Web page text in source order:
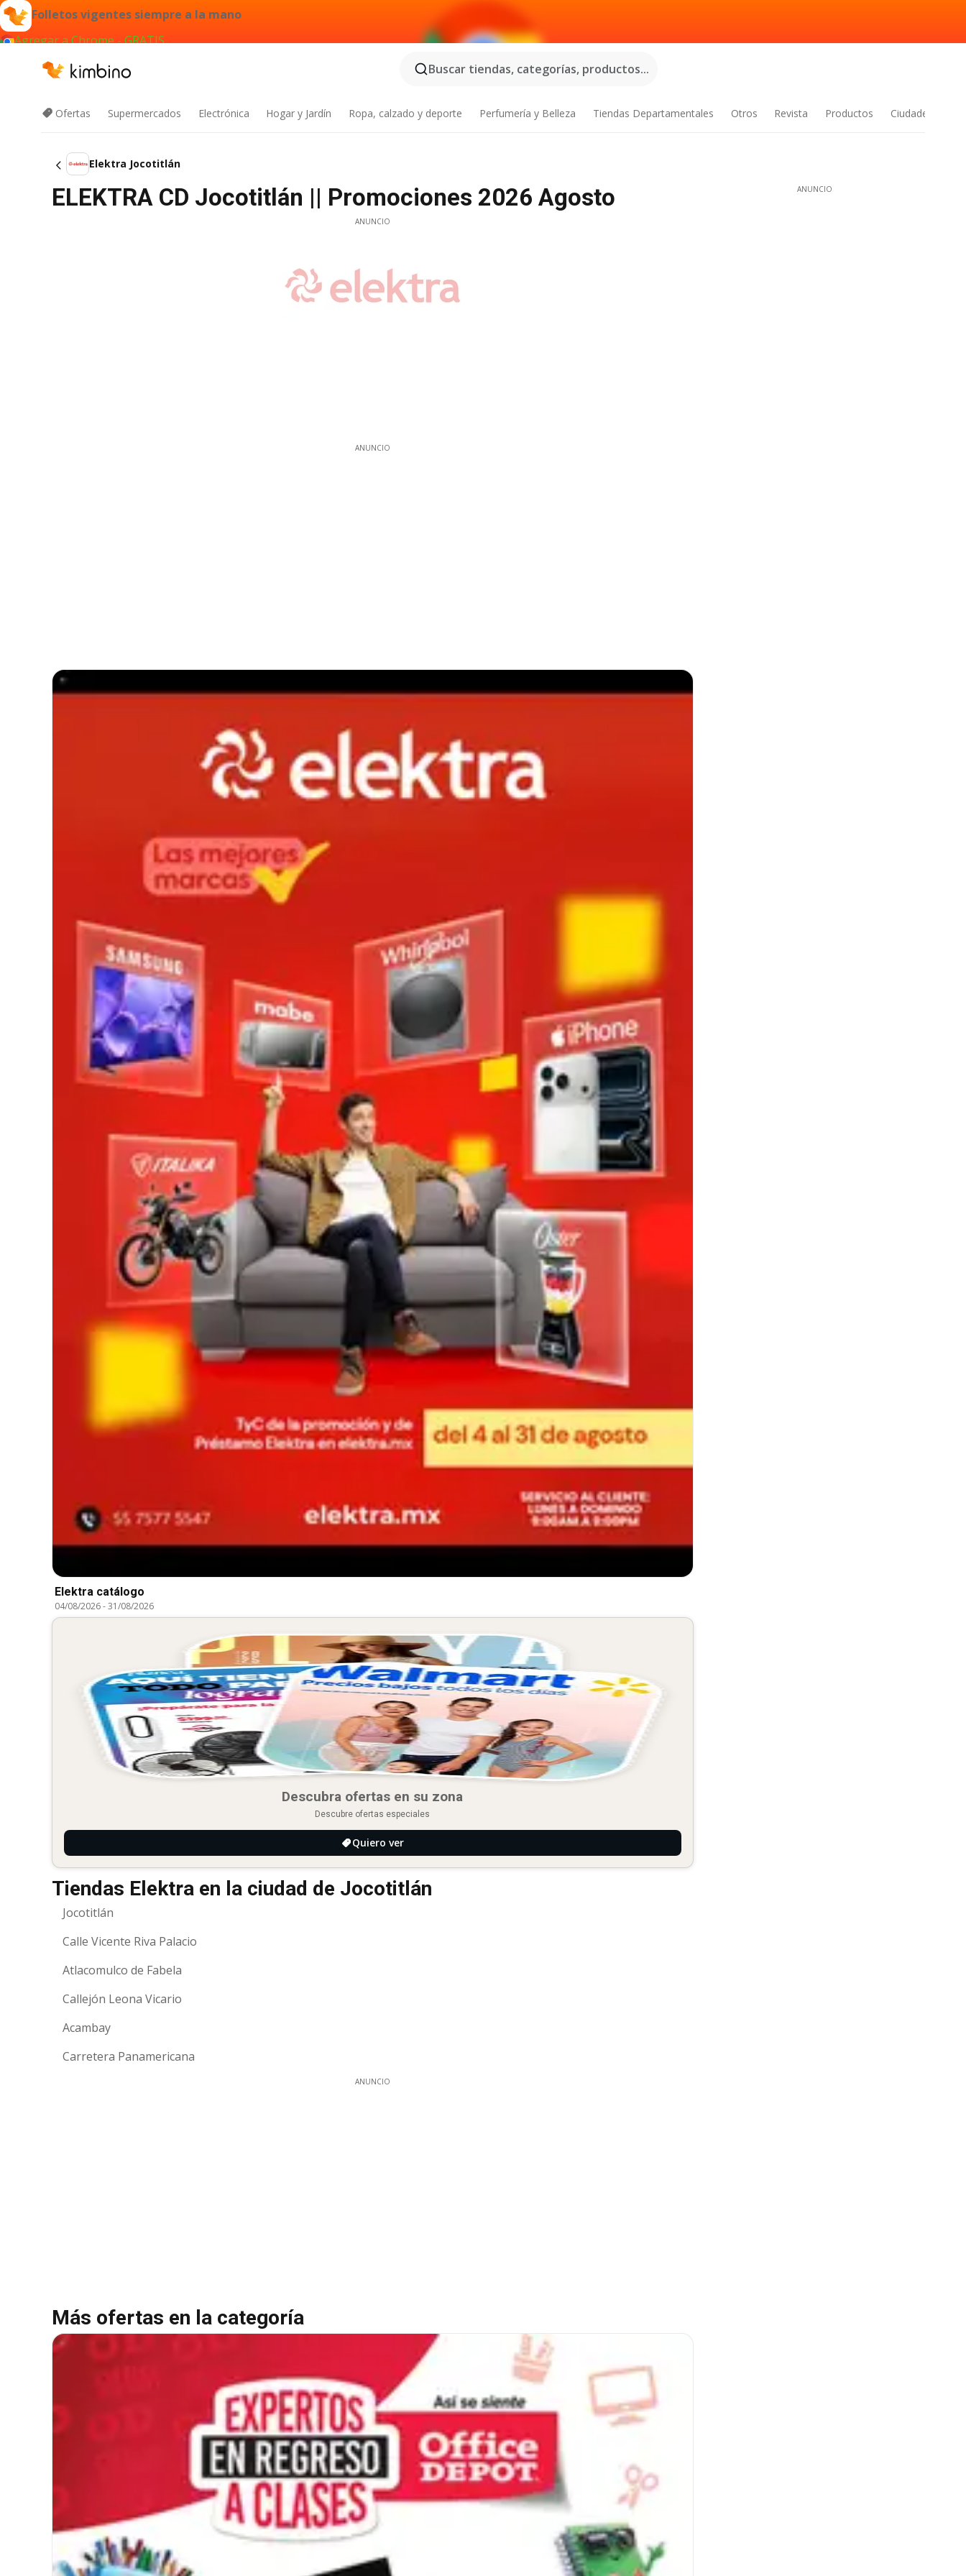
Folletos vigentes siempre a la mano
Agregar a Chrome - GRATIS
Buscar tiendas, categorías, productos...
Ofertas Supermercados Electrónica Hogar y Jardín Ropa, calzado y deporte Perfumería y Belleza Tiendas Departamentales Otros Revista Productos Ciudades
Elektra Jocotitlán
ELEKTRA CD Jocotitlán || Promociones 2026 Agosto
ANUNCIO
ANUNCIO
Elektra catálogo
04/08/2026-31/08/2026
Descubra ofertas en su zona
Descubre ofertas especiales
Quiero ver
Tiendas Elektra en la ciudad de Jocotitlán
Jocotitlán
Calle Vicente Riva Palacio
Atlacomulco de Fabela
Callejón Leona Vicario
Acambay
Carretera Panamericana
ANUNCIO
Más ofertas en la categoría
ANUNCIO